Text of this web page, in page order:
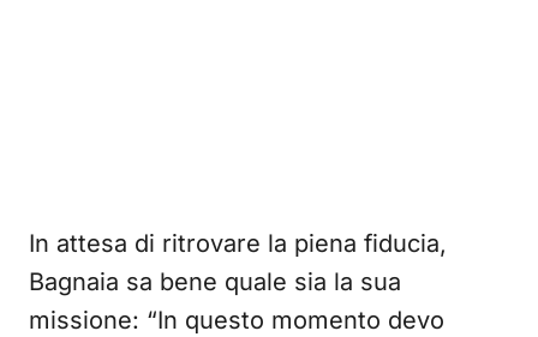
In attesa di ritrovare la piena fiducia,
Bagnaia sa bene quale sia la sua
missione: “In questo momento devo